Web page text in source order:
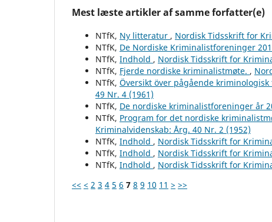
Mest læste artikler af samme forfatter(e)
NTfK, Ny litteratur , Nordisk Tidsskrift for
NTfK, De Nordiske Kriminalistforeninger
NTfK, Indhold , Nordisk Tidsskrift for
NTfK, Fjerde nordiske kriminalistmøte. ,
NTfK, Översikt över pågående
49 Nr. 4 (1961)
NTfK, De nordiske kriminalistforeninger år
NTfK, Program for det nordiske
Kriminalvidenskab: Årg. 40 Nr. 2 (1952)
NTfK, Indhold , Nordisk Tidsskrift for
NTfK, Indhold , Nordisk Tidsskrift for
NTfK, Indhold , Nordisk Tidsskrift for
<< < 2 3 4 5 6 7 8 9 10 11 > >>